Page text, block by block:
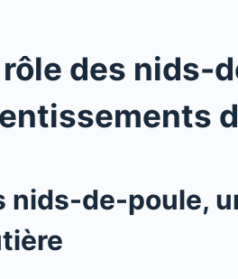
rôle des nids-
nids-de-poule,